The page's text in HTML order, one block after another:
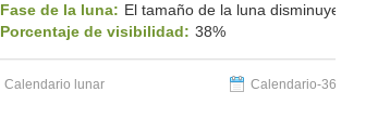
Fase de la luna: El tamaño de la luna disminuye
Porcentaje de visibilidad: 38%
Calendario lunar Calendario-365.es